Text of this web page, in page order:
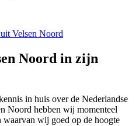
Velsen Noord
Noord in zijn
in huis over de Nederlandse
Noord hebben wij momenteel
waarvan wij goed op de hoogte